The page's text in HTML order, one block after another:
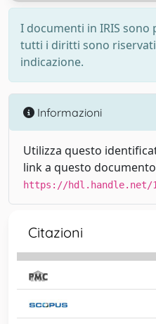
I documenti in IRIS
tutti i diritti sono
indicazione.
Informazioni
Utilizza questo
link a questo
https://hdl.handle.net/
Citazioni